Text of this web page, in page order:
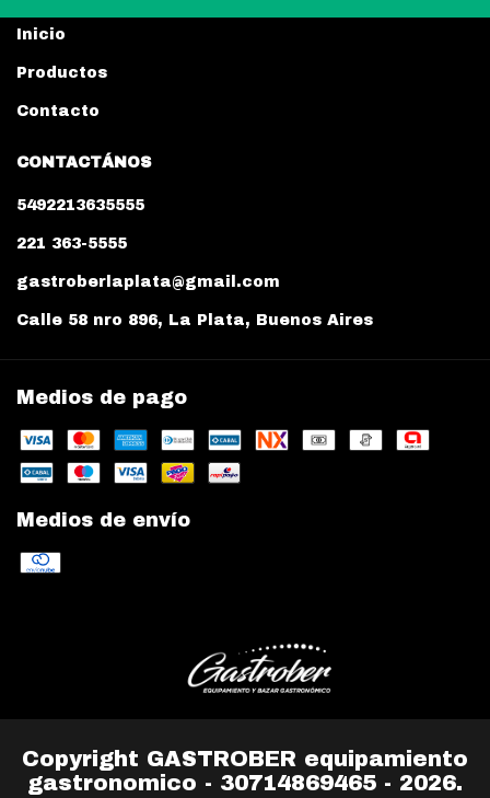
Inicio
Productos
Contacto
CONTACTÁNOS
5492213635555
221 363-5555
gastroberlaplata@gmail.com
Calle 58 nro 896, La Plata, Buenos Aires
Medios de pago
Medios de envío
Copyright GASTROBER equipamiento
gastronomico - 30714869465 - 2026.